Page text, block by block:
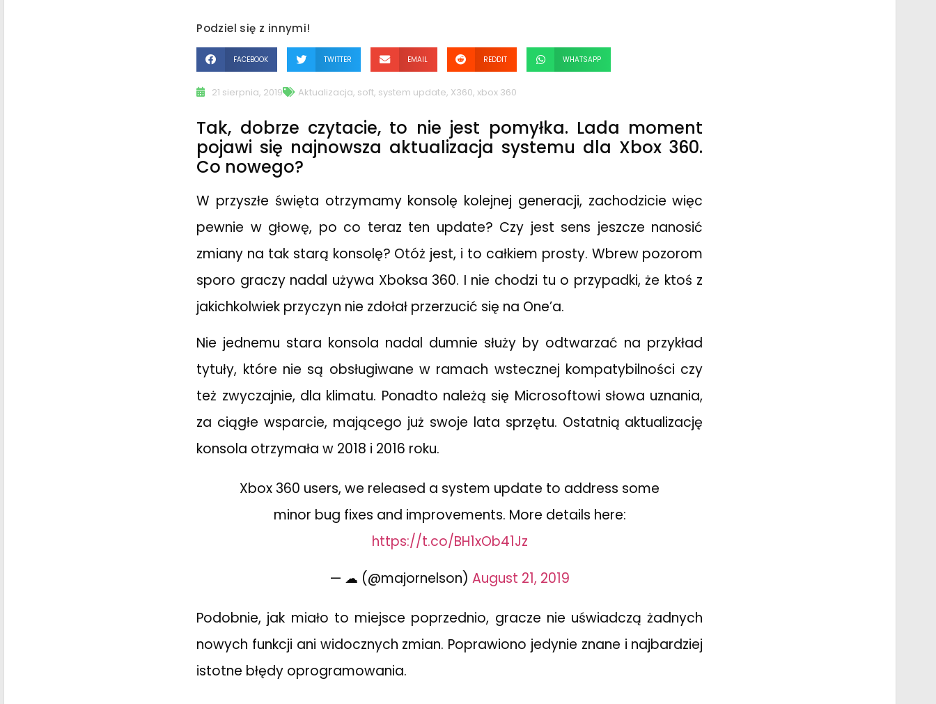
Podziel się z innymi!
FACEBOOK TWITTER EMAIL REDDIT WHATSAPP
21 sierpnia, 2019 Aktualizacja, soft, system update, X360,xbox 360
Tak, dobrze czytacie, to nie jest pomyłka. Lada moment
pojawi się najnowsza aktualizacja systemu dla Xbox 360.
Co nowego?
W przyszłe święta otrzymamy konsolę kolejnej generacji, zachodzicie więc
pewnie w głowę, po co teraz ten update? Czy jest sens jeszcze nanosić
zmiany na tak starą konsolę? Otóż jest, i to całkiem prosty. Wbrew pozorom
sporo graczy nadal używa Xboksa 360. I nie chodzi tu o przypadki, że ktoś z
jakichkolwiek przyczyn nie zdołał przerzucić się na One’a.
Nie jednemu stara konsola nadal dumnie służy by odtwarzać na przykład
tytuły, które nie są obsługiwane w ramach wstecznej kompatybilności czy
też zwyczajnie, dla klimatu. Ponadto należą się Microsoftowi słowa uznania,
za ciągłe wsparcie, mającego już swoje lata sprzętu. Ostatnią aktualizację
konsola otrzymała w 2018 i 2016 roku.
Xbox 360 users, we released a system update to address some
minor bug fixes and improvements. More details here:
https://t.co/BH1xOb41Jz
— ☁ (@majornelson) August 21, 2019
Podobnie, jak miało to miejsce poprzednio, gracze nie uświadczą żadnych
nowych funkcji ani widocznych zmian. Poprawiono jedynie znane i najbardziej
istotne błędy oprogramowania.